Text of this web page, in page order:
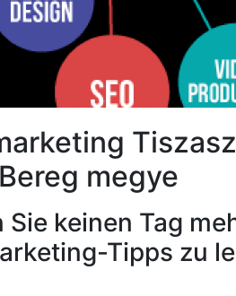
megye
Sie keinen Tag
Tipps zu